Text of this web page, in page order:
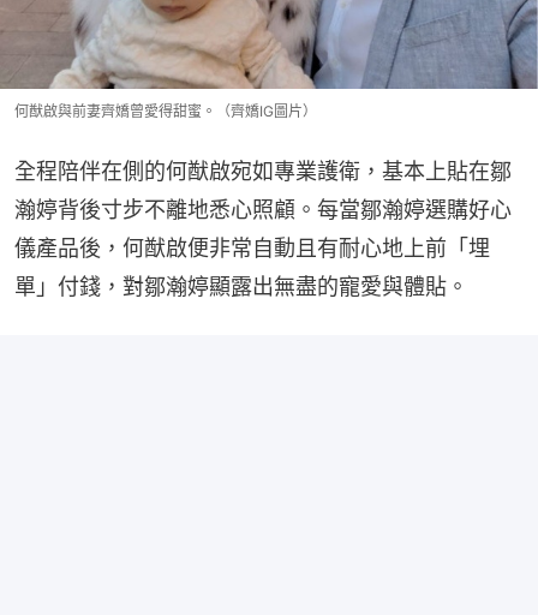
何猷啟與前妻齊嬌曾愛得甜蜜。（齊嬌IG圖片）
全程陪伴在側的何猷啟宛如專業護衛，基本上貼在鄒
瀚婷背後寸步不離地悉心照顧。每當鄒瀚婷選購好心
儀產品後，何猷啟便非常自動且有耐心地上前「埋
單」付錢，對鄒瀚婷顯露出無盡的寵愛與體貼。